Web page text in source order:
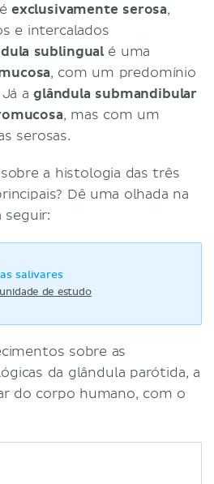
é exclusivamente serosa,
e intercalados
sublingualé uma
, com um predomínio
a glândula submandibular
, mas com um
serosas.
a histologia das três
Dê uma olhada na
seguir:
salivares
de estudo
sobre as
da glândula parótida, a
do corpo humano, com o